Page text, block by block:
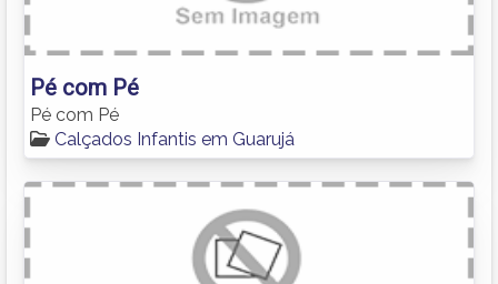
Pé com Pé
Pé com Pé
Calçados Infantis em Guarujá